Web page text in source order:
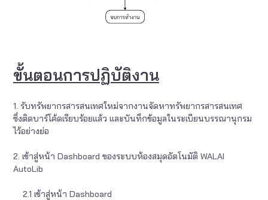
ขั้นตอนการปฏิบัติงาน
1. รับทรัพยากรสารสนเทศใหม่จากงานจัดหาทรัพยากรสารสนเทศ
ซึ่งติดบาร์โค้ดเรียบร้อยแล้ว และบันทึกข้อมูลในระเบียนบรรณานุกรม
ไว้อย่างย่อ
2. เข้าสู่หน้า Dashboard ของระบบห้องสมุดอัตโนมัติ WALAI
AutoLib
2.1 เข้าสู่หน้า Dashboard